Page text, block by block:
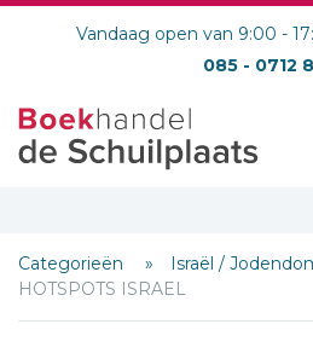
Vandaag open van 9:00 -
085 - 0712
Categorieën
Israël /
HOTSPOTS ISRAEL